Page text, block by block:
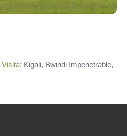
Visita: Kigali, Bwindi Impenetrable,